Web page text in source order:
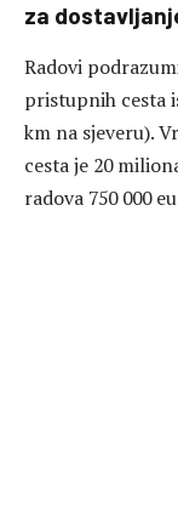
za
Radovi
pristupnih cesta
km na sjeveru).
cesta je 20
radova 750 000